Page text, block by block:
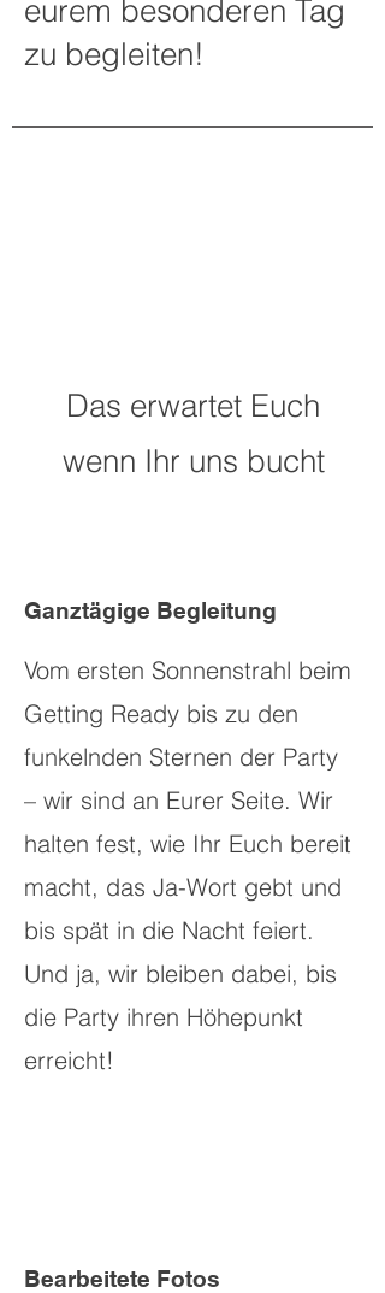
eurem besonderen Tag
zu begleiten!
Das erwartet Euch
wenn Ihr uns bucht
Ganztägige Begleitung
Vom ersten Sonnenstrahl beim
Getting Ready bis zu den
funkelnden Sternen der Party
– wir sind an Eurer Seite. Wir
halten fest, wie Ihr Euch bereit
macht, das Ja-Wort gebt und
bis spät in die Nacht feiert.
Und ja, wir bleiben dabei, bis
die Party ihren Höhepunkt
erreicht!
Bearbeitete Fotos